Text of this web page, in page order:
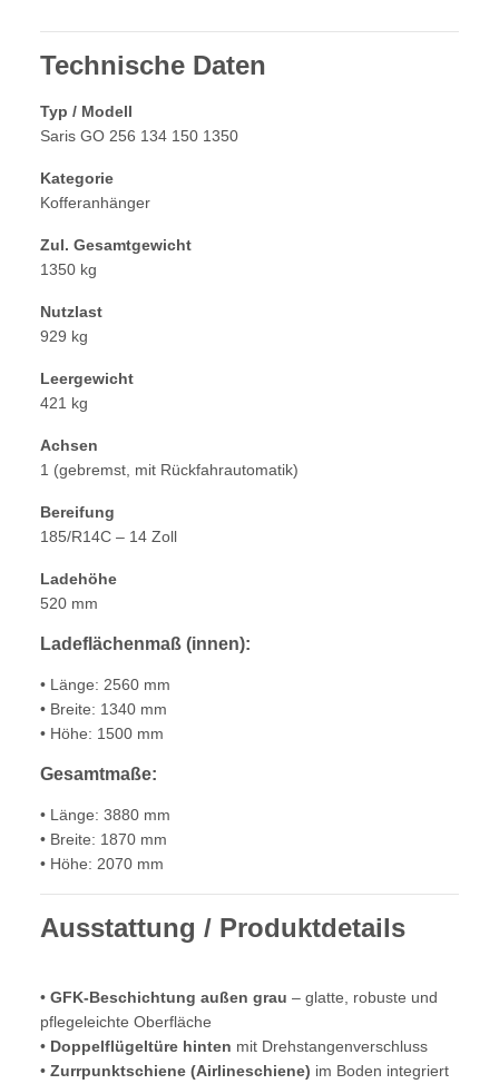
Technische Daten
Typ / Modell
Saris GO 256 134 150 1350
Kategorie
Kofferanhänger
Zul. Gesamtgewicht
1350 kg
Nutzlast
929 kg
Leergewicht
421 kg
Achsen
1 (gebremst, mit Rückfahrautomatik)
Bereifung
185/R14C – 14 Zoll
Ladehöhe
520 mm
Ladeflächenmaß (innen):
• Länge: 2560 mm
• Breite: 1340 mm
• Höhe: 1500 mm
Gesamtmaße:
• Länge: 3880 mm
• Breite: 1870 mm
• Höhe: 2070 mm
Ausstattung / Produktdetails
• GFK-Beschichtung außen grau – glatte, robuste und
pflegeleichte Oberfläche
• Doppelflügeltüre hinten mit Drehstangenverschluss
• Zurrpunktschiene (Airlineschiene) im Boden integriert